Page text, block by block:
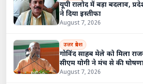
यूपी रालोद में बड़ा बदलाव,
ने दिया इस्तीफा
August 7, 2026
उत्तर प्रदेश
गोविंद साहब मेले को मिला
सीएम योगी ने मंच से की
August 7, 2026